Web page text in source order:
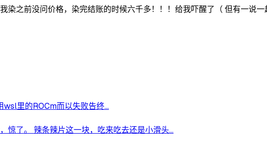
之前没问价格，染完结账的时候六千多！！！给我吓醒了（ 但有一说一
里的ROCm而以失败告终...
惊了。 辣条辣片这一块，吃来吃去还是小滑头...